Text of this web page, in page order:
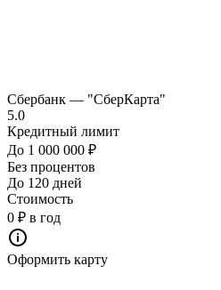
Сбербанк — "СберКарта"
5.0
Кредитный лимит
До 1 000 000 ₽
Без процентов
До 120 дней
Стоимость
0 ₽ в год
Оформить карту